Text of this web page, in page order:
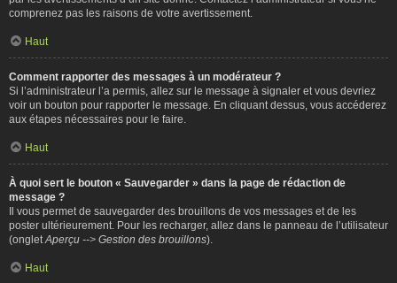
comprenez pas les raisons de votre avertissement.
Haut
Comment rapporter des messages à un modérateur ?
Si l’administrateur l’a permis, allez sur le message à signaler et vous devriez
voir un bouton pour rapporter le message. En cliquant dessus, vous accéderez
aux étapes nécessaires pour le faire.
Haut
À quoi sert le bouton « Sauvegarder » dans la page de rédaction de
message ?
Il vous permet de sauvegarder des brouillons de vos messages et de les
poster ultérieurement. Pour les recharger, allez dans le panneau de l’utilisateur
(onglet Aperçu --> Gestion des brouillons).
Haut